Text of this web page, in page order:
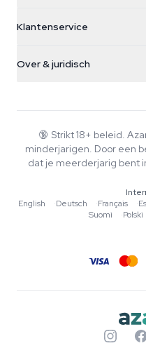
Nederland
+31(0)204897914
Smokeshop
Klantenservice
Retourbeleid
Veelgestelde vragen
Privacybeleid
Over & juridisch
Wiki
Muziek
Redactionele normen
Tools & Calculators
🔞 Strikt 18+ beleid.
minderjarigen. Door een
dat je meerderjarig bent
English
·Deutsch ·Français ·
Suomi
·Polski